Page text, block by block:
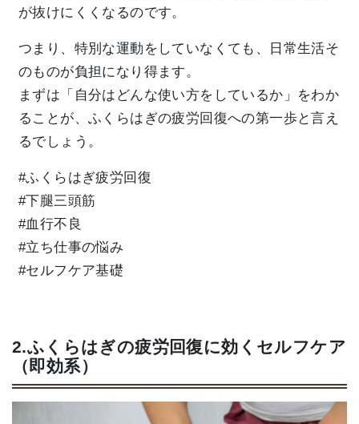
が抜けにくくなるのです。
つまり、特別な運動をしていなくても、日常生活そ
のものが負担になり得ます。
まずは「自分はどんな使い方をしているか」をわか
ることが、ふくらはぎの疲労回復への第一歩と言え
るでしょう。
#ふくらはぎ疲労回復
#下腿三頭筋
#血行不良
#立ち仕事の悩み
#セルフケア基礎
2.ふくらはぎの疲労回復に効くセルフケア
（即効系）